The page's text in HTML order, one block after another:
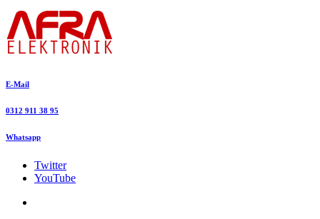
E-Mail
0312 911 38 95
Whatsapp
Twitter
YouTube